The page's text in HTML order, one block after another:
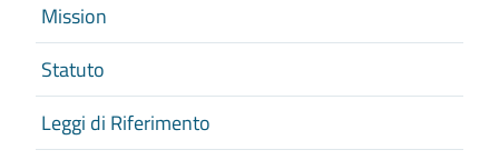
Mission
Statuto
Leggi di Riferimento